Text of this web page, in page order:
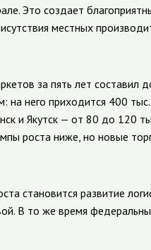
Это создает
местных
за пять лет составил
него приходится 400
и Якутск — от 80 до 120
роста ниже, но новые
становится развитие
В то же время